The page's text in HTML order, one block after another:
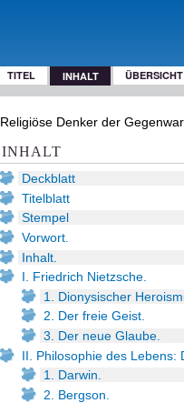
TITEL INHALT ÜBERSICHT
Religiöse Denker der
INHALT
Deckblatt
Titelblatt
Stempel
Vorwort.
Inhalt.
I. Friedrich Nietzsche.
1. Dionysischer
2. Der freie Geist.
3. Der neue Glaube.
II. Philosophie des Lebens:
1. Darwin.
2. Bergson.